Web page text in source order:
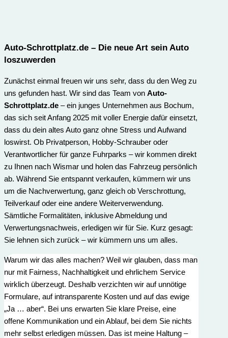
Auto-Schrottplatz.de – Die neue Art sein Auto
loszuwerden
Zunächst einmal freuen wir uns sehr, dass du den Weg zu
uns gefunden hast. Wir sind das Team von Auto-
Schrottplatz.de – ein junges Unternehmen aus Bochum,
das sich seit Anfang 2025 mit voller Energie dafür einsetzt,
dass du dein altes Auto ganz ohne Stress und Aufwand
loswirst. Ob Privatperson, Hobby-Schrauber oder
Verantwortlicher für ganze Fuhrparks – wir kommen direkt
zu Ihnen nach Wismar und holen das Fahrzeug persönlich
ab. Während Sie entspannt verkaufen, kümmern wir uns
um die Nachverwertung, ganz gleich ob Verschrottung,
Teilverkauf oder eine andere Weiterverwendung.
Sämtliche Formalitäten, inklusive Abmeldung und
Verwertungs­nachweis, erledigen wir für Sie. Kurz gesagt:
Sie lehnen sich zurück – wir kümmern uns um alles.
Warum wir das alles machen? Weil wir glauben, dass man
nur mit Fairness, Nachhaltigkeit und ehrlichem Service
wirklich überzeugt. Deshalb verzichten wir auf unnötige
Formulare, auf intransparente Kosten und auf das ewige
„Ja … aber“. Bei uns erwarten Sie klare Preise, eine
offene Kommunikation und ein Ablauf, bei dem Sie nichts
mehr selbst erledigen müssen. Das ist meine Haltung –